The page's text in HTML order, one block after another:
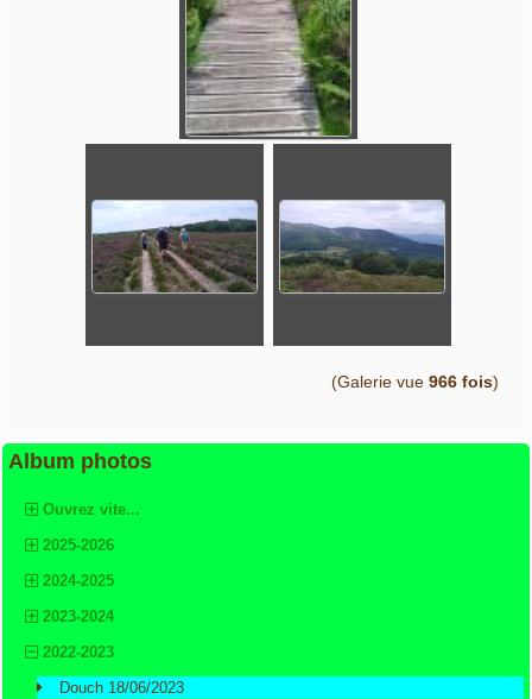
(Galerie vue 966 fois)
Album photos
Ouvrez vite...
2025-2026
2024-2025
2023-2024
2022-2023
Douch 18/06/2023